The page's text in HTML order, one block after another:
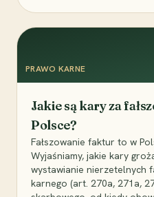
PRAWO KARNE
Jakie są kary za
Polsce?
Fałszowanie faktur to w
Wyjaśniamy, jakie kary
wystawianie nierzetelnych
karnego (art. 270a, 271a,